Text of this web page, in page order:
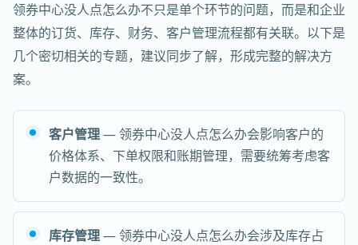
领券中心没人点怎么办不只是单个环节的问题，而是和企业
整体的订货、库存、财务、客户管理流程都有关联。以下是
几个密切相关的专题，建议同步了解，形成完整的解决方
案。
客户管理— 领券中心没人点怎么办会影响客户的
价格体系、下单权限和账期管理，需要统筹考虑客
户数据的一致性。
库存管理— 领券中心没人点怎么办会涉及库存占